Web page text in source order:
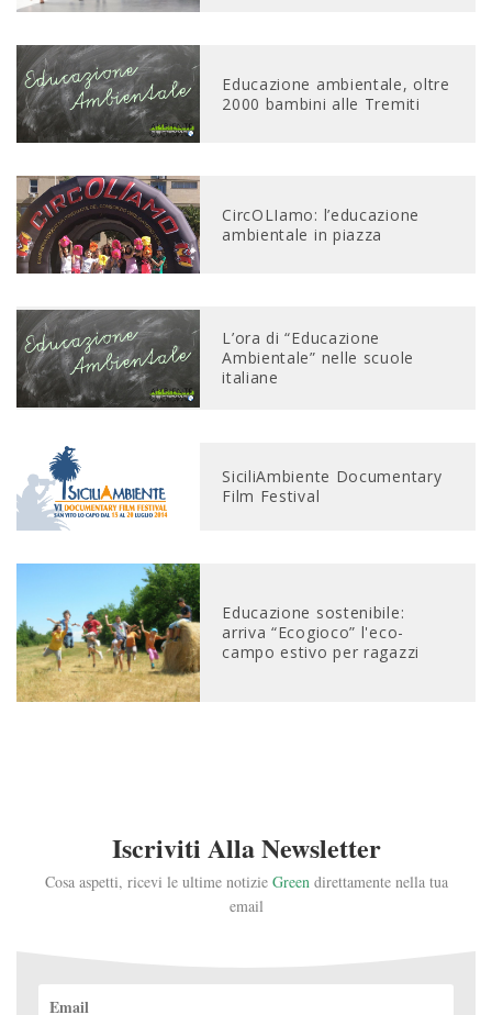
Educazione ambientale, oltre
2000 bambini alle Tremiti
CircOLIamo: l’educazione
ambientale in piazza
L’ora di “Educazione
Ambientale” nelle scuole
italiane
SiciliAmbiente Documentary
Film Festival
Educazione sostenibile:
arriva “Ecogioco” l'eco-
campo estivo per ragazzi
Iscriviti Alla Newsletter
Cosa aspetti, ricevi le ultime notizie Green direttamente nella tua
email